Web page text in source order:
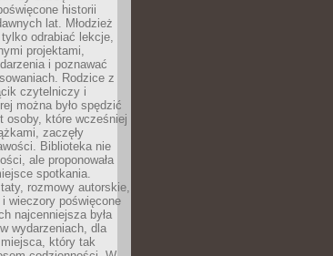
historii
lat. Młodzież
odrabiać lekcje,
projektami,
i poznawać
Rodzice z
czytelniczy i
można było spędzić
osoby, które wcześniej
zaczęły
Biblioteka nie
ale proponowała
spotkania.
rozmowy autorskie,
wieczory poświęcone
najcenniejsza była
wydarzeniach, dla
który tak